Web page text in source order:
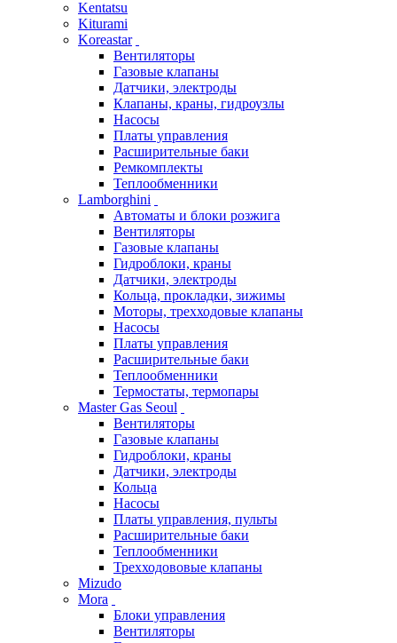
Kentatsu
Kiturami
Koreastar
Вентиляторы
Газовые клапаны
Датчики, электроды
Клапаны, краны, гидроузлы
Насосы
Платы управления
Расширительные баки
Ремкомплекты
Теплообменники
Lamborghini
Автоматы и блоки розжига
Вентиляторы
Газовые клапаны
Гидроблоки, краны
Датчики, электроды
Кольца, прокладки, зижимы
Моторы, трехходовые клапаны
Насосы
Платы управления
Расширительные баки
Теплообменники
Термостаты, термопары
Master Gas Seoul
Вентиляторы
Газовые клапаны
Гидроблоки, краны
Датчики, электроды
Кольца
Насосы
Платы управления, пульты
Расширительные баки
Теплообменники
Трехходововые клапаны
Mizudo
Mora
Блоки управления
Вентиляторы